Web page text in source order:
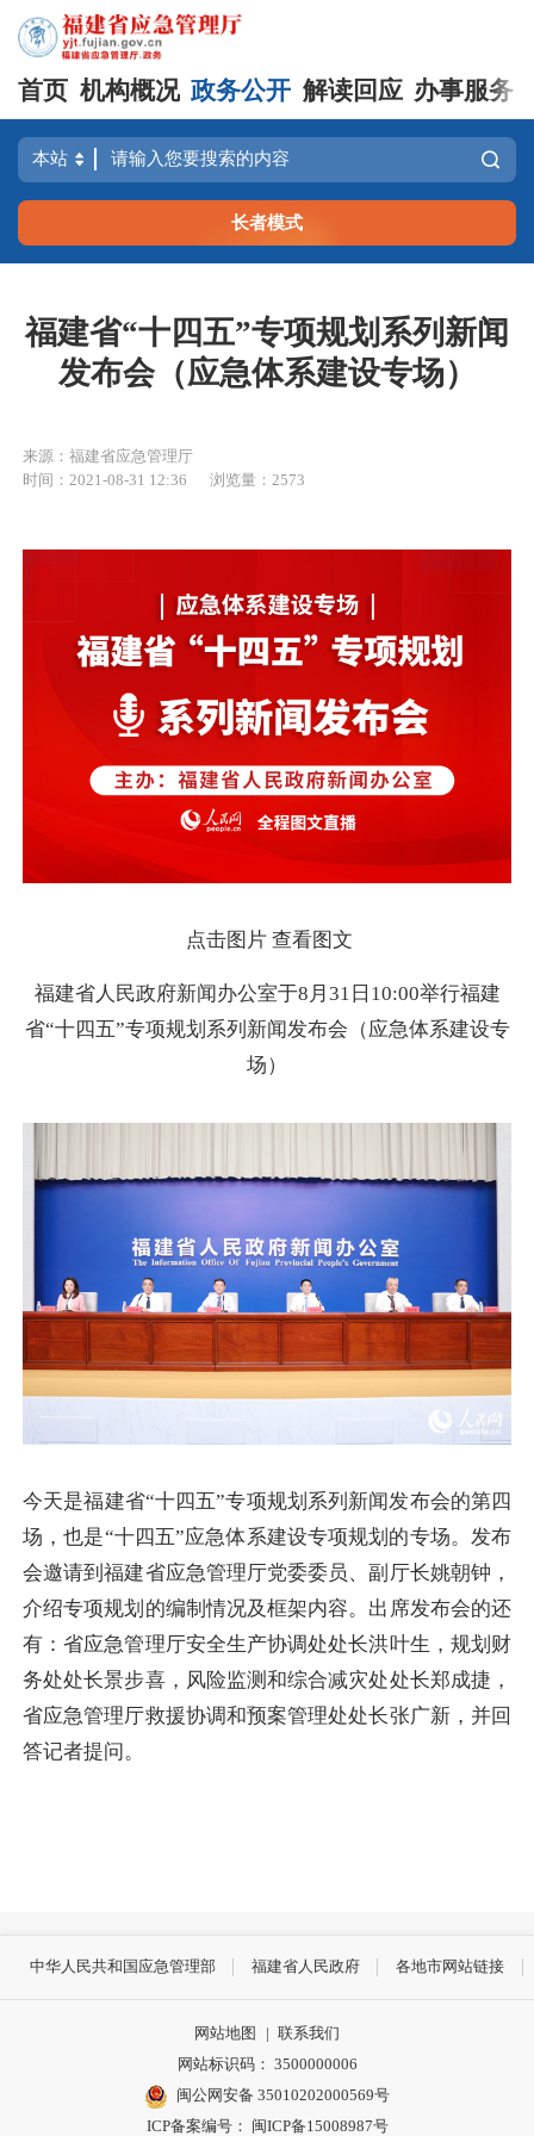
首页 机构概况 政务公开 解读回应 办事服务
长者模式
福建省“十四五”专项规划系列新闻
发布会（应急体系建设专场）
来源：福建省应急管理厅
时间：2021-08-31 12:36
浏览量：2573
点击图片 查看图文
福建省人民政府新闻办公室于8月31日10:00举行福建
省“十四五”专项规划系列新闻发布会（应急体系建设专
场）
今天是福建省“十四五”专项规划系列新闻发布会的第四
场，也是“十四五”应急体系建设专项规划的专场。 发布
会邀请到福建省应急管理厅党委委员、副厅长姚朝钟，
介绍专项规划的编制情况及框架内容。出席发布会的还
有：省应急管理厅安全生产协调处处长洪叶生，规划财
务处处长景步喜，风险监测和综合减灾处处长郑成捷，
省应急管理厅救援协调和预案管理处处长张广新，并回
答记者提问。
中华人民共和国应急管理部 福建省人民政府 各地市网站链接
网站地图 | 联系我们
网站标识码： 3500000006
闽公网安备 35010202000569号
ICP备案编号： 闽ICP备15008987号